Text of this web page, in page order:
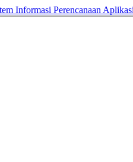
Informasi Perencanaan